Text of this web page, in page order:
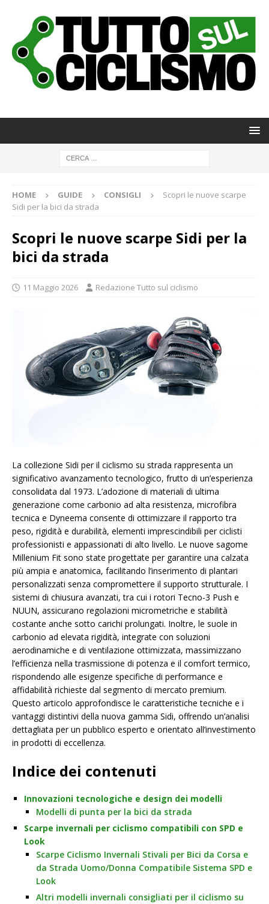
HOME GUIDE CONSIGLI
Scopri le nuove scarpe
Sidi per la bici da strada
Scopri le nuove scarpe Sidi per la
bici da strada
11 Maggio 2026 Redazione Tutto sul ciclismo
La collezione Sidi per il ciclismo su strada rappresenta un
significativo avanzamento tecnologico, frutto di un’esperienza
consolidata dal 1973. L’adozione di materiali di ultima
generazione come carbonio ad alta resistenza, microfibra
tecnica e Dyneema consente di ottimizzare il rapporto tra
peso, rigidità e durabilità, elementi imprescindibili per ciclisti
professionisti e appassionati di alto livello. Le nuove sagome
Millenium Fit sono state progettate per garantire una calzata
più ampia e anatomica, facilitando l’inserimento di plantari
personalizzati senza compromettere il supporto strutturale. I
sistemi di chiusura avanzati, tra cui i rotori Tecno-3 Push e
NUUN, assicurano regolazioni micrometriche e stabilità
costante anche sotto carichi prolungati. Inoltre, le suole in
carbonio ad elevata rigidità, integrate con soluzioni
aerodinamiche e di ventilazione ottimizzata, massimizzano
l’efficienza nella trasmissione di potenza e il comfort termico,
rispondendo alle esigenze specifiche di performance e
affidabilità richieste dal segmento di mercato premium.
Questo articolo approfondisce le caratteristiche tecniche e i
vantaggi distintivi della nuova gamma Sidi, offrendo un’analisi
dettagliata per un pubblico esperto e orientato all’investimento
in prodotti di eccellenza.
Indice dei contenuti
Innovazioni tecnologiche e design dei modelli
Modelli di punta per la bici da strada
Scarpe invernali per ciclismo compatibili con SPD e
Look
Scarpe Ciclismo Invernali Stivali per Bici da Corsa e
da Strada Uomo/Donna Compatibile Sistema SPD e
Look
Altri modelli invernali consigliati per il ciclismo su